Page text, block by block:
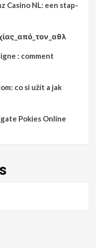
Casino NL: een stap-
: comment
co si užít a jak
Pokies Online